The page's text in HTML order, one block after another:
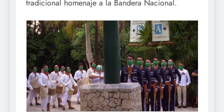
tradicional homenaje a la Bandera Nacional.